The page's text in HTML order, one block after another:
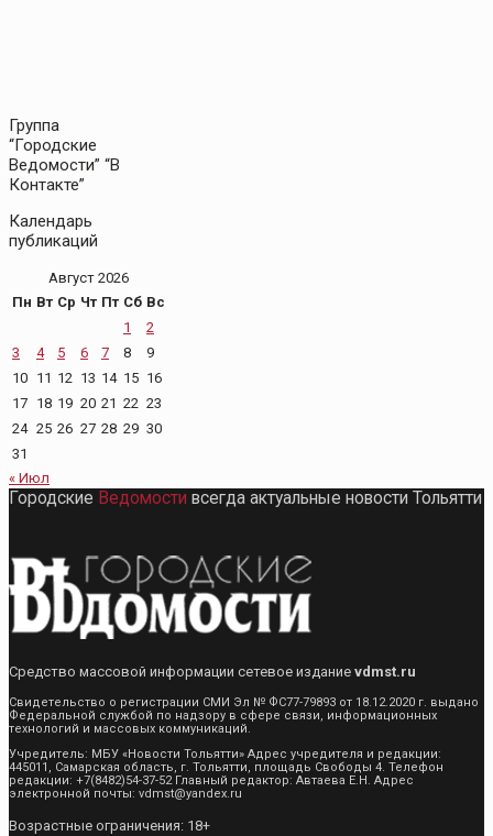
Группа
“Городские
Ведомости” “В
Контакте”
Календарь
публикаций
Август 2026
Пн Вт Ср Чт Пт Сб Вс
1
2
3
4 5 6 7 8
9
10 11 12 13 14 15 16
17 18 19 20 21 22 23
24 25 26 27 28 29 30
31
« Июл
Городские Ведомости всегда актуальные новости Тольятти
Средство массовой информации сетевое издание vdmst.ru
Свидетельство о регистрации СМИ Эл № ФС77-79893 от 18.12.2020 г. выдано
Федеральной службой по надзору в сфере связи, информационных
технологий и массовых коммуникаций.
Учредитель: МБУ «Новости Тольятти» Адрес учредителя и редакции:
445011, Самарская область, г. Тольятти, площадь Свободы 4. Телефон
редакции: +7(8482)54-37-52 Главный редактор: Автаева Е.Н. Адрес
электронной почты: vdmst@yandex.ru
Возрастные ограничения: 18+